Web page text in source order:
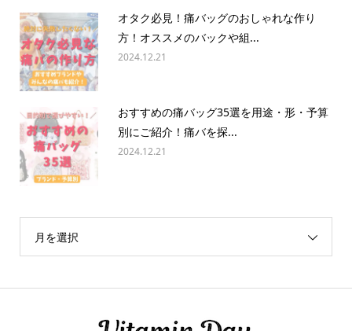
オタク必見！痛バッグのおしゃれな作り
方！オススメのバックや組...
2024.12.21
おすすめの痛バッグ35選を用途・形・予算
別にご紹介！痛バを探...
2024.12.21
月を選択